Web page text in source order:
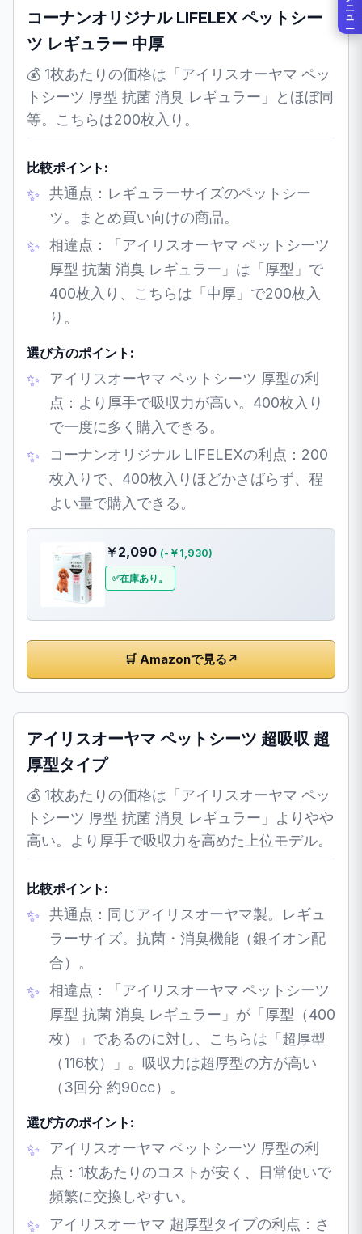
コーナンオリジナル LIFELEX ペットシー
ツ レギュラー 中厚
💰 1枚あたりの価格は「アイリスオーヤマ ペッ
トシーツ 厚型 抗菌 消臭 レギュラー」とほぼ同
等。こちらは200枚入り。
比較ポイント:
共通点：レギュラーサイズのペットシー
ツ。まとめ買い向けの商品。
相違点：「アイリスオーヤマ ペットシーツ
厚型 抗菌 消臭 レギュラー」は「厚型」で
400枚入り、こちらは「中厚」で200枚入
り。
選び方のポイント:
アイリスオーヤマ ペットシーツ 厚型の利
点：より厚手で吸収力が高い。400枚入り
で一度に多く購入できる。
コーナンオリジナル LIFELEXの利点：200
枚入りで、400枚入りほどかさばらず、程
よい量で購入できる。
￥2,090 (-￥1,930)
在庫あり。
🛒 Amazonで見る ↗
アイリスオーヤマ ペットシーツ 超吸収 超
厚型タイプ
💰 1枚あたりの価格は「アイリスオーヤマ ペッ
トシーツ 厚型 抗菌 消臭 レギュラー」よりやや
高い。より厚手で吸収力を高めた上位モデル。
比較ポイント:
共通点：同じアイリスオーヤマ製。レギュ
ラーサイズ。抗菌・消臭機能（銀イオン配
合）。
相違点：「アイリスオーヤマ ペットシーツ
厚型 抗菌 消臭 レギュラー」が「厚型（400
枚）」であるのに対し、こちらは「超厚型
（116枚）」。吸収力は超厚型の方が高い
（3回分 約90cc）。
選び方のポイント:
アイリスオーヤマ ペットシーツ 厚型の利
点：1枚あたりのコストが安く、日常使いで
頻繁に交換しやすい。
アイリスオーヤマ 超厚型タイプの利点：さ